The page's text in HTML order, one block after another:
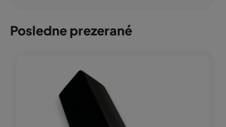
Posledne prezerané